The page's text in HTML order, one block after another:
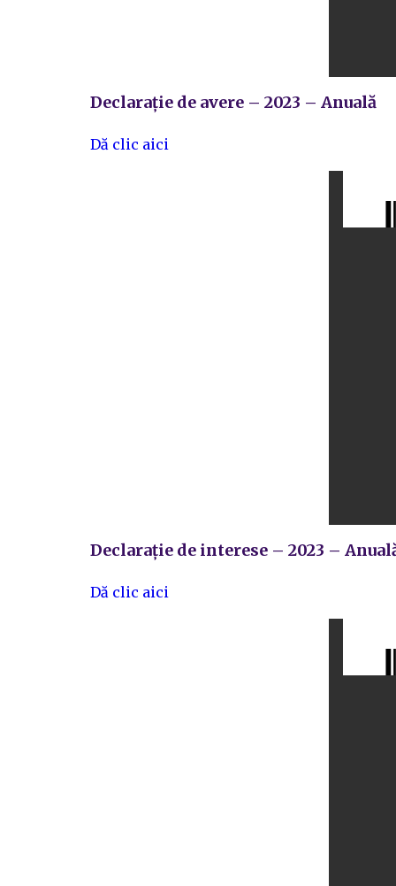
Declarație de avere – 2023 – Anuală
Dă clic aici
Declarație de interese – 2023 –
Dă clic aici